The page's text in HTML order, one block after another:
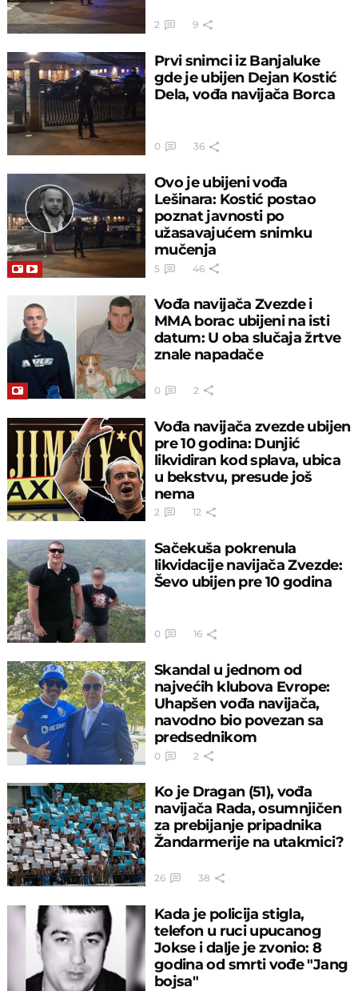
2 9
Prvi snimci iz Banjaluke
gde je ubijen Dejan Kostić
Dela, vođa navijača Borca
0 36
Ovo je ubijeni vođa
Lešinara: Kostić postao
poznat javnosti po
užasavajućem snimku
mučenja
5 46
Vođa navijača Zvezde i
MMA borac ubijeni na isti
datum: U oba slučaja žrtve
znale napadače
0 2
Vođa navijača zvezde ubijen
pre 10 godina: Dunjić
likvidiran kod splava, ubica
u bekstvu, presude još
nema
2 12
Sačekuša pokrenula
likvidacije navijača Zvezde:
Ševo ubijen pre 10 godina
0 16
Skandal u jednom od
najvećih klubova Evrope:
Uhapšen vođa navijača,
navodno bio povezan sa
predsednikom
0 2
Ko je Dragan (51), vođa
navijača Rada, osumnjičen
za prebijanje pripadnika
Žandarmerije na utakmici?
26 38
Kada je policija stigla,
telefon u ruci upucanog
Jokse i dalje je zvonio: 8
godina od smrti vođe "Jang
bojsa"